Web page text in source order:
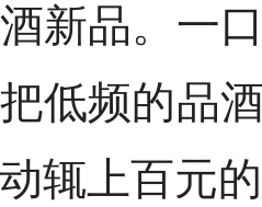
新品。一
低频的品
辄上百元